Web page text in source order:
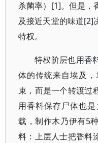
杀菌率）[1]。但是，
及接近天堂的味道[2]
特权。
特权阶层也用香
体的传统来自埃及
束，而是一个转渡过
用香料保存尸体也
载，制作木乃伊有5
料：上层人士把香料